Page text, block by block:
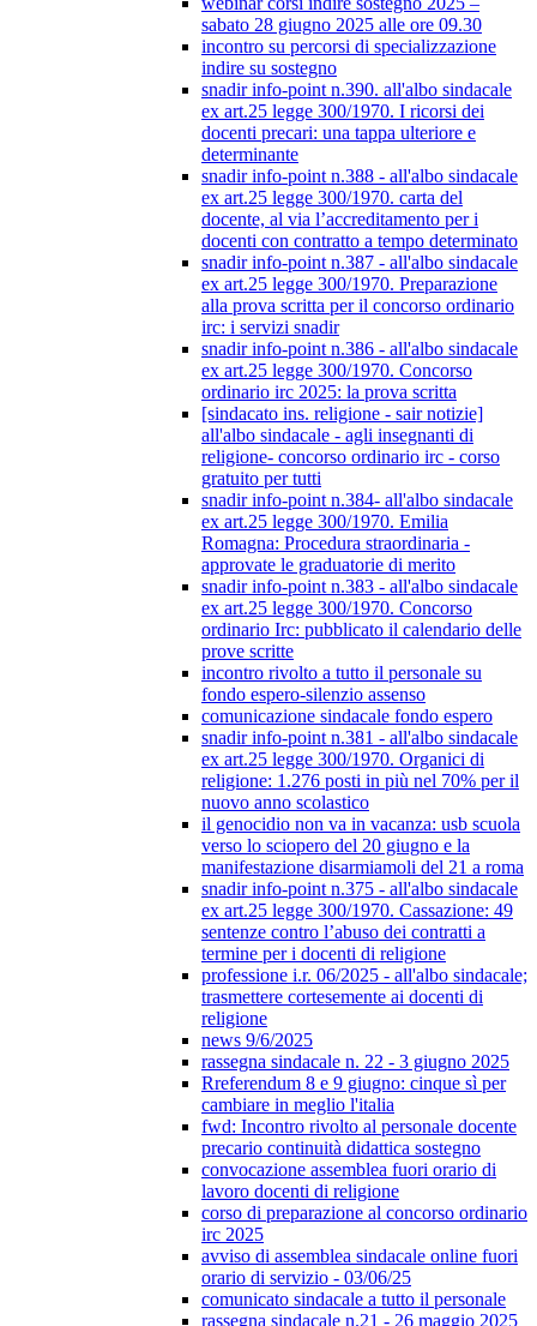
sabato 28 giugno 2025 alle ore 09.30
incontro su percorsi di specializzazione
indire su sostegno
snadir info-point n.390. all'albo sindacale
ex art.25 legge 300/1970. I ricorsi dei
docenti precari: una tappa ulteriore e
determinante
snadir info-point n.388 - all'albo sindacale
ex art.25 legge 300/1970. carta del
docente, al via l’accreditamento per i
docenti con contratto a tempo determinato
snadir info-point n.387 - all'albo sindacale
ex art.25 legge 300/1970. Preparazione
alla prova scritta per il concorso ordinario
irc: i servizi snadir
snadir info-point n.386 - all'albo sindacale
ex art.25 legge 300/1970. Concorso
ordinario irc 2025: la prova scritta
[sindacato ins. religione - sair notizie]
all'albo sindacale - agli insegnanti di
religione- concorso ordinario irc - corso
gratuito per tutti
snadir info-point n.384- all'albo sindacale
ex art.25 legge 300/1970. Emilia
Romagna: Procedura straordinaria -
approvate le graduatorie di merito
snadir info-point n.383 - all'albo sindacale
ex art.25 legge 300/1970. Concorso
ordinario Irc: pubblicato il calendario delle
prove scritte
incontro rivolto a tutto il personale su
fondo espero-silenzio assenso
comunicazione sindacale fondo espero
snadir info-point n.381 - all'albo sindacale
ex art.25 legge 300/1970. Organici di
religione: 1.276 posti in più nel 70% per il
nuovo anno scolastico
il genocidio non va in vacanza: usb scuola
verso lo sciopero del 20 giugno e la
manifestazione disarmiamoli del 21 a roma
snadir info-point n.375 - all'albo sindacale
ex art.25 legge 300/1970. Cassazione: 49
sentenze contro l’abuso dei contratti a
termine per i docenti di religione
professione i.r. 06/2025 - all'albo sindacale;
trasmettere cortesemente ai docenti di
religione
news 9/6/2025
rassegna sindacale n. 22 - 3 giugno 2025
Rreferendum 8 e 9 giugno: cinque sì per
cambiare in meglio l'italia
fwd: Incontro rivolto al personale docente
precario continuità didattica sostegno
convocazione assemblea fuori orario di
lavoro docenti di religione
corso di preparazione al concorso ordinario
irc 2025
avviso di assemblea sindacale online fuori
orario di servizio - 03/06/25
comunicato sindacale a tutto il personale
rassegna sindacale n.21 - 26 maggio 2025